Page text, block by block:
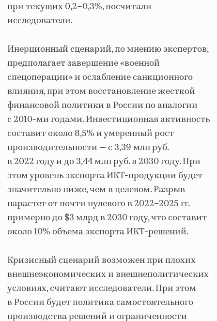
при текущих 0,2–0,3%, посчитали
исследователи.
Инерционный сценарий, по мнению экспертов,
предполагает завершение «военной
спецоперации» и ослабление санкционного
влияния, при этом восстановление жесткой
финансовой политики в России по аналогии
с 2010-ми годами. Инвестиционная активность
составит около 8,5% и умеренный рост
производительности — с 3,39 млн руб.
в 2022 году и до 3,44 млн руб. в 2030 году. При
этом уровень экспорта ИКТ-продукции будет
значительно ниже, чем в целевом. Разрыв
нарастет от почти нулевого в 2022–2025 гг.
примерно до $3 млрд в 2030 году, что составит
около 10% объема экспорта ИКТ-решений.
Кризисный сценарий возможен при плохих
внешнеэкономических и внешнеполитических
условиях, считают исследователи. При этом
в России будет политика самостоятельного
производства решений и ограниченности